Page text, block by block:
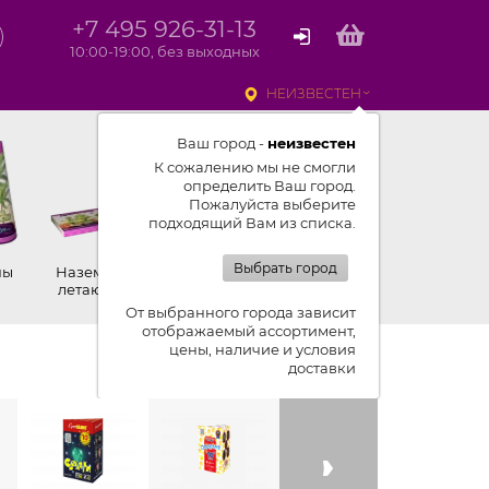
+7 495 926-31-13
10:00-19:00, без выходных
НЕИЗВЕСТЕН
Ваш город - неизвестен
К сожалению мы не смогли
определить Ваш город.
Пожалуйста выберите
подходящий Вам из списка.
Выбрать город
От выбранного города зависит
отображаемый ассортимент,
цены, наличие и условия
доставки
Наземные,
летающие
Петарды
Показывать ленту изделий